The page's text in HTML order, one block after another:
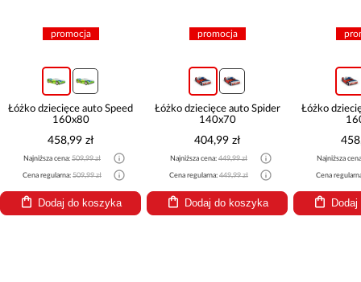
promocja
Łóżko dziecięce auto Speed
160x80
458,99 zł
Najniższa cena: 509,99 zł
Cena regularna: 509,99 zł
Dodaj do koszyka
promocja
Łóżko dziecięce auto Spider
140x70
404,99 zł
Najniższa cena: 449,99 zł
Cena regularna: 449,99 zł
Dodaj do koszyka
Łóżko
Najniższa
Cena